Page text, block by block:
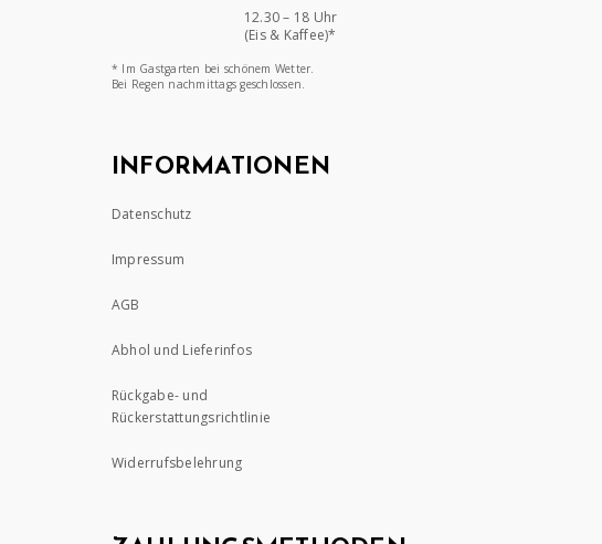
12.30 – 18 Uhr
(Eis & Kaffee)*
* Im Gastgarten bei schönem Wetter.
Bei Regen nachmittags geschlossen.
INFORMATIONEN
Datenschutz
Impressum
AGB
Abhol und Lieferinfos
Rückgabe- und
Rückerstattungsrichtlinie
Widerrufsbelehrung